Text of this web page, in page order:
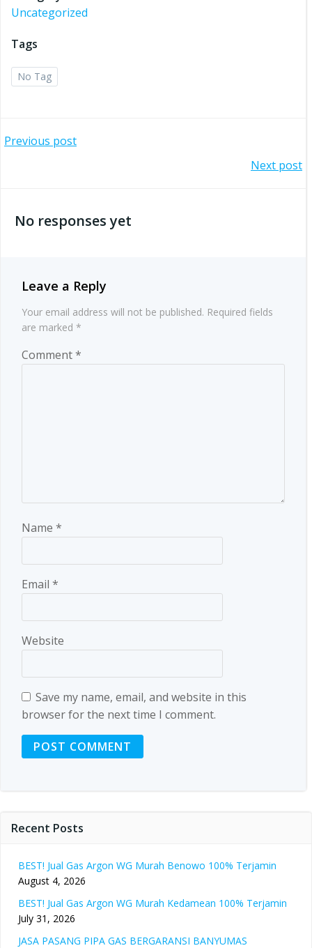
Uncategorized
Tags
No Tag
Post
Previous post
navigation
Next post
No responses yet
Leave a Reply
Your email address will not be published. Required fields
are marked *
Comment*
Name *
Email *
Website
Save my name, email, and website in this
browser for the next time I comment.
Recent Posts
BEST! Jual Gas Argon WG Murah Benowo 100% Terjamin
August 4, 2026
BEST! Jual Gas Argon WG Murah Kedamean 100% Terjamin
July 31, 2026
JASA PASANG PIPA GAS BERGARANSI BANYUMAS